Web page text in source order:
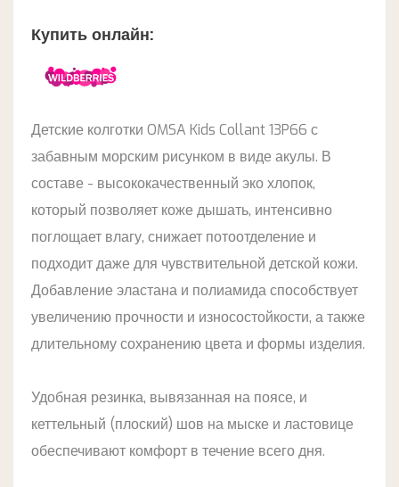
Купить онлайн:
Детские колготки OMSA Kids Collant 13P66 с
забавным морским рисунком в виде акулы. В
составе - высококачественный эко хлопок,
который позволяет коже дышать, интенсивно
поглощает влагу, снижает потоотделение и
подходит даже для чувствительной детской кожи.
Добавление эластана и полиамида способствует
увеличению прочности и износостойкости, а также
длительному сохранению цвета и формы изделия.
Удобная резинка, вывязанная на поясе, и
кеттельный (плоский) шов на мыске и ластовице
обеспечивают комфорт в течение всего дня.